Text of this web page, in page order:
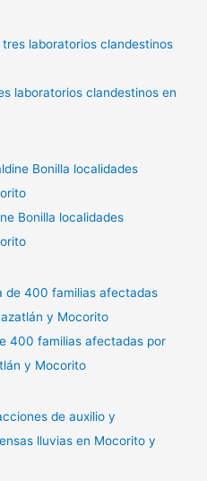
laboratorios clandestinos en
Bonilla localidades
400 familias afectadas por
y Mocorito